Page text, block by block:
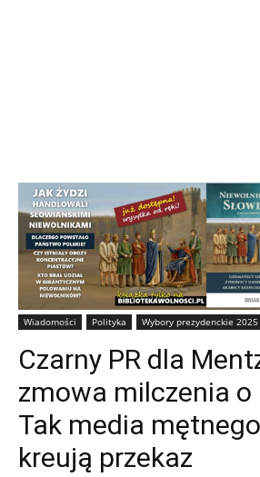
Wiadomości Polityka Wybory prezydenckie 2025
Czarny PR dla
zmowa milczenia o
Tak media
kreują przekaz